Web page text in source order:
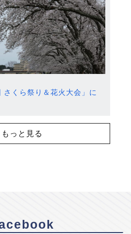
さくら祭り＆花火大会」に
もっと見る